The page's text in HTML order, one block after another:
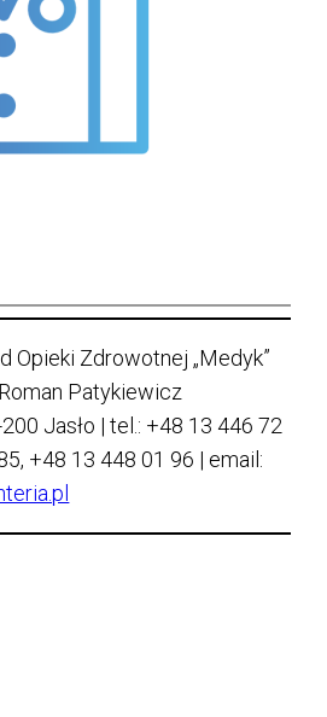
Opieki Zdrowotnej „Medyk”
Patykiewicz
Jasło | tel.: +48 13 446 72
+48 13 448 01 96 | email: